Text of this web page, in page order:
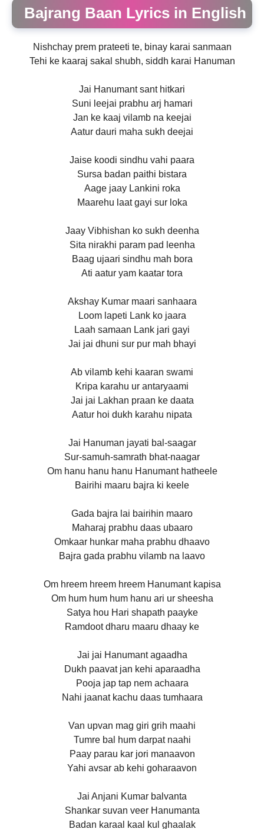
Bajrang Baan Lyrics in English
Nishchay prem prateeti te, binay karai sanmaan
Tehi ke kaaraj sakal shubh, siddh karai Hanuman
Jai Hanumant sant hitkari
Suni leejai prabhu arj hamari
Jan ke kaaj vilamb na keejai
Aatur dauri maha sukh deejai
Jaise koodi sindhu vahi paara
Sursa badan paithi bistara
Aage jaay Lankini roka
Maarehu laat gayi sur loka
Jaay Vibhishan ko sukh deenha
Sita nirakhi param pad leenha
Baag ujaari sindhu mah bora
Ati aatur yam kaatar tora
Akshay Kumar maari sanhaara
Loom lapeti Lank ko jaara
Laah samaan Lank jari gayi
Jai jai dhuni sur pur mah bhayi
Ab vilamb kehi kaaran swami
Kripa karahu ur antaryaami
Jai jai Lakhan praan ke daata
Aatur hoi dukh karahu nipata
Jai Hanuman jayati bal-saagar
Sur-samuh-samrath bhat-naagar
Om hanu hanu hanu Hanumant hatheele
Bairihi maaru bajra ki keele
Gada bajra lai bairihin maaro
Maharaj prabhu daas ubaaro
Omkaar hunkar maha prabhu dhaavo
Bajra gada prabhu vilamb na laavo
Om hreem hreem hreem Hanumant kapisa
Om hum hum hum hanu ari ur sheesha
Satya hou Hari shapath paayke
Ramdoot dharu maaru dhaay ke
Jai jai Hanumant agaadha
Dukh paavat jan kehi aparaadha
Pooja jap tap nem achaara
Nahi jaanat kachu daas tumhaara
Van upvan mag giri grih maahi
Tumre bal hum darpat naahi
Paay parau kar jori manaavon
Yahi avsar ab kehi goharaavon
Jai Anjani Kumar balvanta
Shankar suvan veer Hanumanta
Badan karaal kaal kul ghaalak